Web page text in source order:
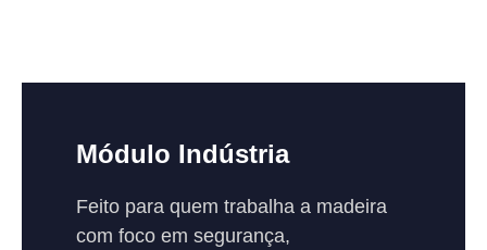
Módulo Indústria
Feito para quem trabalha a madeira
com foco em segurança,